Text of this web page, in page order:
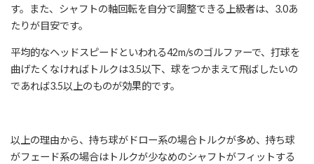
す。また、シャフトの軸回転を自分で調整できる上級者は、3.0あ
たりが目安です。
平均的なヘッドスピードといわれる42m/sのゴルファーで、打球を
曲げたくなければトルクは3.5以下、球をつかまえて飛ばしたいの
であれば3.5以上のものが効果的です。
以上の理由から、持ち球がドロー系の場合トルクが多め、持ち球
がフェード系の場合はトルクが少なめのシャフトがフィットする